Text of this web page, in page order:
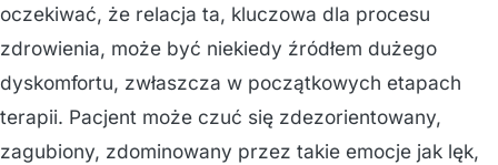
oczekiwać, że relacja ta, kluczowa dla procesu
zdrowienia, może być niekiedy źródłem dużego
dyskomfortu, zwłaszcza w początkowych etapach
terapii. Pacjent może czuć się zdezorientowany,
zagubiony, zdominowany przez takie emocje jak lęk,